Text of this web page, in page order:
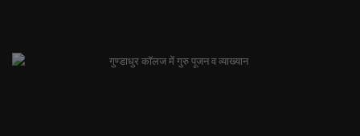
गुण्डाधुर कॉलज में गुरु पूजन व व्याख्यान